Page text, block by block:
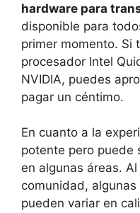
hardware para
disponible para
primer momento. Si
procesador Intel
NVIDIA, puedes
pagar un céntimo.
En cuanto a la
potente pero puede
en algunas áreas.
comunidad,
pueden variar en